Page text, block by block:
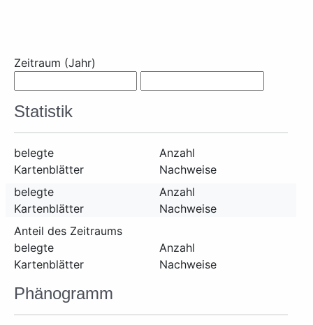
Zeitraum (Jahr)
Statistik
belegte
Kartenblätter
Anzahl
Nachweise
belegte
Kartenblätter
Anzahl
Nachweise
Anteil des Zeitraums
belegte
Kartenblätter
Anzahl
Nachweise
Phänogramm